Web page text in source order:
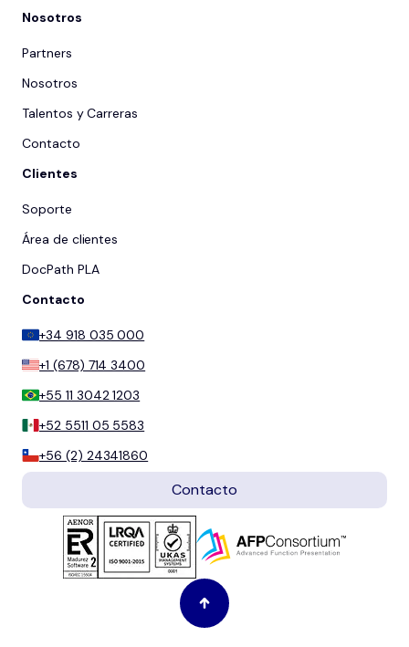
Nosotros
Partners
Nosotros
Talentos y Carreras
Contacto
Clientes
Soporte
Área de clientes
DocPath PLA
Contacto
+34 918 035 000
+1 (678) 714 3400
+55 11 3042 1203
+52 5511 05 5583
+56 (2) 24341860
Contacto